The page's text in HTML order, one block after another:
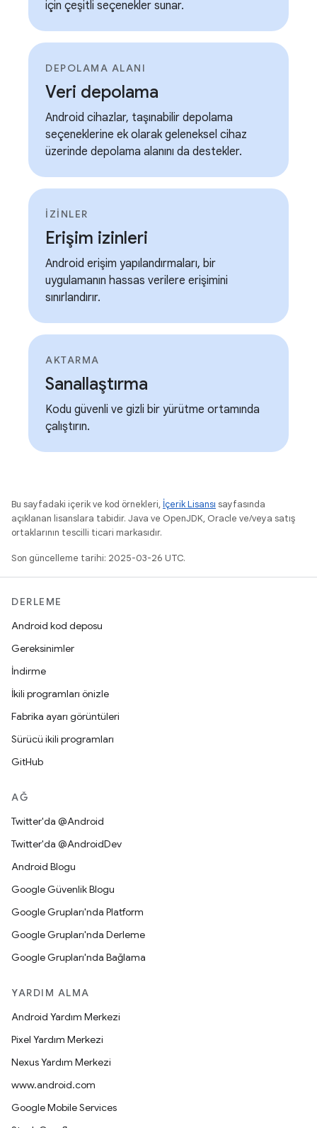
için çeşitli seçenekler sunar.
DEPOLAMA ALANI
Veri depolama
Android cihazlar, taşınabilir depolama
seçeneklerine ek olarak geleneksel cihaz
üzerinde depolama alanını da destekler.
IZINLER
Erişim izinleri
Android erişim yapılandırmaları, bir
uygulamanın hassas verilere erişimini
sınırlandırır.
AKTARMA
Sanallaştırma
Kodu güvenli ve gizli bir yürütme ortamında
çalıştırın.
Bu sayfadaki içerik ve kod örnekleri, İçerik Lisansı sayfasında
açıklanan lisanslara tabidir. Java ve OpenJDK, Oracle ve/veya satış
ortaklarının tescilli ticari markasıdır.
Son güncelleme tarihi: 2025-03-26 UTC.
DERLEME
Android kod deposu
Gereksinimler
İndirme
İkili programları önizle
Fabrika ayarı görüntüleri
Sürücü ikili programları
GitHub
AĞ
Twitter'da @Android
Twitter'da @AndroidDev
Android Blogu
Google Güvenlik Blogu
Google Grupları'nda Platform
Google Grupları'nda Derleme
Google Grupları'nda Bağlama
YARDIM ALMA
Android Yardım Merkezi
Pixel Yardım Merkezi
Nexus Yardım Merkezi
www.android.com
Google Mobile Services